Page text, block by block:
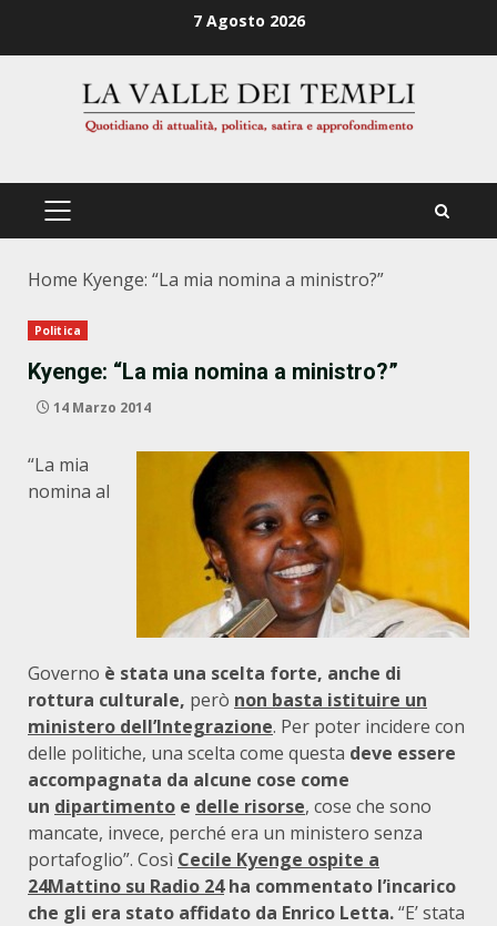
7 Agosto 2026
PRIMÄRES
Home Kyenge: “La mia nomina a ministro?”
Politica
Kyenge: “La mia nomina a ministro?”
14 Marzo 2014
“La mia
nomina al
Governo è stata una scelta forte, anche di
rottura culturale, però non basta istituire un
ministero dell’Integrazione. Per poter incidere con
delle politiche, una scelta come questa deve essere
accompagnata da alcune cose come
un dipartimento e delle risorse, cose che sono
mancate, invece, perché era un ministero senza
portafoglio”. Così Cecile Kyenge ospite a
24Mattino su Radio 24ha commentato l’incarico
che gli era stato affidato da Enrico Letta.“E’ stata